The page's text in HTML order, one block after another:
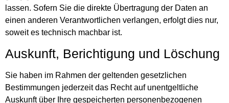
lassen. Sofern Sie die direkte Übertragung der Daten an
einen anderen Verantwortlichen verlangen, erfolgt dies nur,
soweit es technisch machbar ist.
Auskunft, Berichtigung und Löschung
Sie haben im Rahmen der geltenden gesetzlichen
Bestimmungen jederzeit das Recht auf unentgeltliche
Auskunft über Ihre gespeicherten personenbezogenen